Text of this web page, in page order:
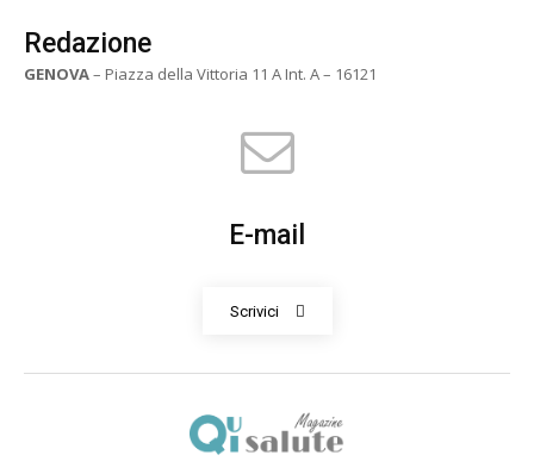
Redazione
GENOVA– Piazza della Vittoria 11 A Int. A – 16121
E-mail
Scrivici